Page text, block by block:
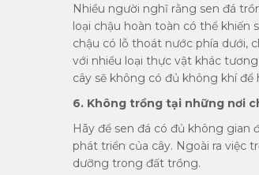
Nhiều người nghĩ rằng sen đá
loại chậu hoàn toàn có thể
chậu có lỗ thoát nước phía dưới,
với nhiều loại thực vật khác
cây sẽ không có đủ không khí
6. Không trồng tại những nơi
Hãy để sen đá có đủ không gian
phát triển của cây. Ngoài ra việc
dưỡng trong đất trồng.